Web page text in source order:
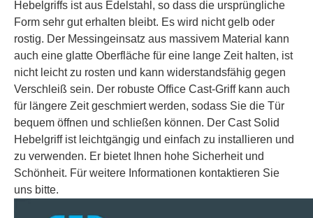
PSS304 Klassischer Klassiker aufrechter Türknaufgriff für Badetür-DDSH192 Edelstahl Langlebiger quadratischer, fester Türgriff mit runden Rose für Holztür-ddsh191
Hebelgriffs ist aus Edelstahl, so dass die ursprüngliche
Form sehr gut erhalten bleibt. Es wird nicht gelb oder
rostig. Der Messingeinsatz aus massivem Material kann
auch eine glatte Oberfläche für eine lange Zeit halten, ist
nicht leicht zu rosten und kann widerstandsfähig gegen
Verschleiß sein. Der robuste Office Cast-Griff kann auch
für längere Zeit geschmiert werden, sodass Sie die Tür
bequem öffnen und schließen können. Der Cast Solid
Hebelgriff ist leichtgängig und einfach zu installieren und
zu verwenden. Er bietet Ihnen hohe Sicherheit und
Schönheit. Für weitere Informationen kontaktieren Sie
uns bitte.